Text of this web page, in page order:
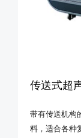
传送式超
带有传送机构
料，适合各种